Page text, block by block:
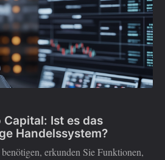
Ist es das
Handelssystem?
erkunden Sie Funktionen,